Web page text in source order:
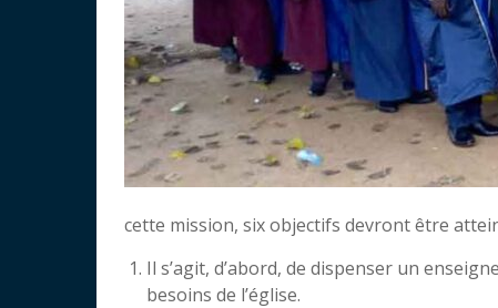
cette mission, six objectifs devront être
Il s’agit, d’abord, de dispenser un
besoins de l’église.